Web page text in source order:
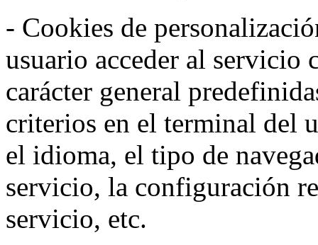
- Cookies de
usuario acceder al servicio
carácter general
criterios en el terminal del
el idioma, el tipo de
servicio, la configuración
servicio, etc.